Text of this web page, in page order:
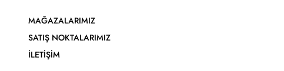
MAĞAZALARIMIZ
SATIŞ NOKTALARIMIZ
İLETIŞIM